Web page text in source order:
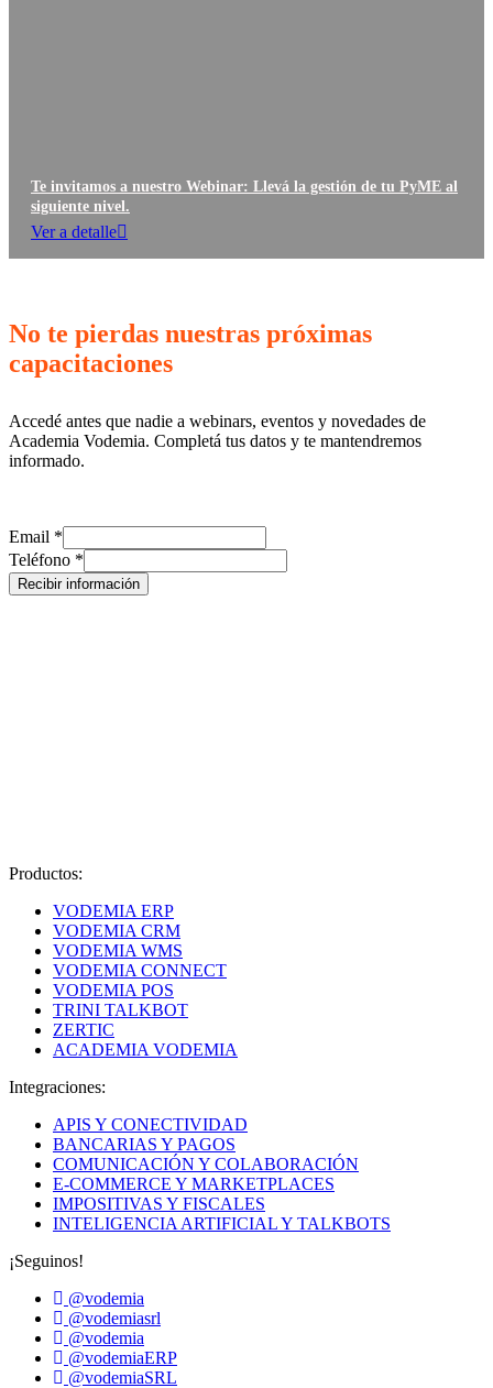
Te invitamos a nuestro Webinar: Llevá la gestión de tu PyME al
siguiente nivel.
Ver a detalle
No te pierdas nuestras próximas
capacitaciones
Accedé antes que nadie a webinars, eventos y novedades de
Academia Vodemia. Completá tus datos y te mantendremos
informado.
Teléfono
Email
Email *
Teléfono *
Recibir información
Productos:
VODEMIA ERP
VODEMIA CRM
VODEMIA WMS
VODEMIA CONNECT
VODEMIA POS
TRINI TALKBOT
ZERTIC
ACADEMIA VODEMIA
Integraciones:
APIS Y CONECTIVIDAD
BANCARIAS Y PAGOS
COMUNICACIÓN Y COLABORACIÓN
E-COMMERCE Y MARKETPLACES
IMPOSITIVAS Y FISCALES
INTELIGENCIA ARTIFICIAL Y TALKBOTS
¡Seguinos!
@vodemia
@vodemiasrl
@vodemia
@vodemiaERP
@vodemiaSRL